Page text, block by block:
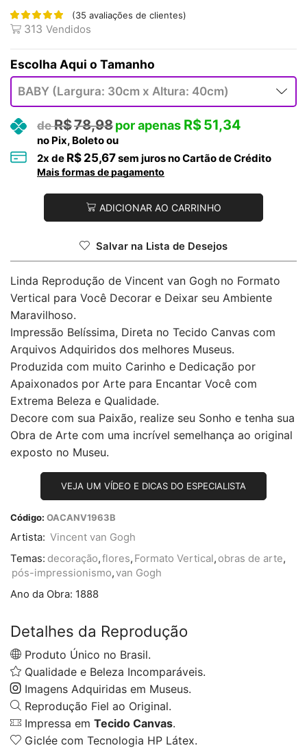
(35 avaliações de clientes)
313 Vendidos
Tamanho
R$78,98 R$51,34
no Pix, Boleto ou
2x de R$ 25,67sem juros no Cartão de Crédito
Mais formas de pagamento
ADICIONAR AO CARRINHO
Salvar na Lista de Desejos
Linda Reprodução de Vincent van Gogh no Formato
Vertical para Você Decorar e Deixar seu Ambiente
Maravilhoso.
Impressão Belíssima, Direta no Tecido Canvas com
Arquivos Adquiridos dos melhores Museus.
Produzida com muito Carinho e Dedicação por
Apaixonados por Arte para Encantar Você com
Extrema Beleza e Qualidade.
Decore com sua Paixão, realize seu Sonho e tenha sua
Obra de Arte com uma incrível semelhança ao original
exposto no Museu.
VEJA UM VÍDEO E DICAS DO ESPECIALISTA
Código: OACANV1963B
Artista: Vincent van Gogh
Temas: decoração,flores, Formato Vertical, obras de arte,
pós-impressionismo,van Gogh
Ano da Obra: 1888
Detalhes da Reprodução
Produto Único no Brasil.
Qualidade e Beleza Incomparáveis.
Imagens Adquiridas em Museus.
Reprodução Fiel ao Original.
Impressa em Tecido Canvas.
Giclée com Tecnologia HP Látex.